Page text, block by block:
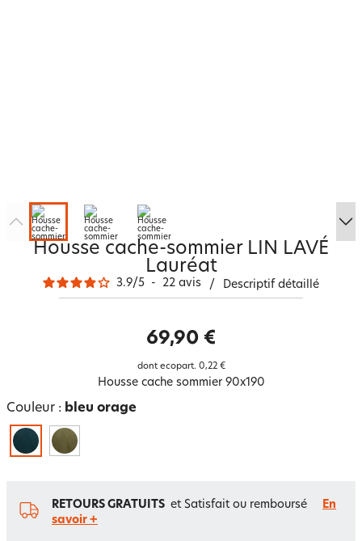
Housse cache-sommier LIN LAVÉ
Lauréat
3.9/5 - 22 avis / Descriptif détaillé
69,90 €
dont ecopart. 0,22 €
Housse cache sommier 90x190
Couleur : bleu orage
RETOURS GRATUITS et Satisfait ou remboursé
En
savoir +